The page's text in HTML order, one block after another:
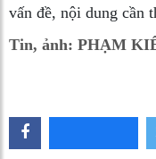
vấn đề, nội dung cần
Tin, ảnh: PHẠM